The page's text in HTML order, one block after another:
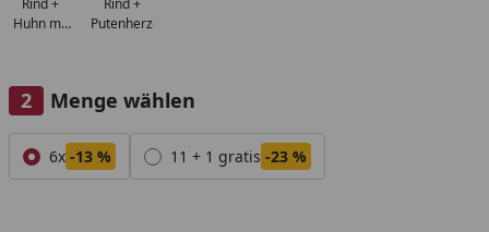
Rind +
Huhn mit
Putenherzen
Menge wählen
Alle anzeigen (2)
6x -13 % 11 + 1 gratis -23 %